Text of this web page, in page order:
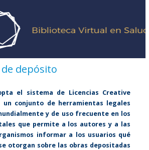
depósito
el sistema de Licencias Creative
un conjunto de herramientas legales
y de uso frecuente en los
que permite a los autores y a las
informar a los usuarios qué
otorgan sobre las obras depositadas